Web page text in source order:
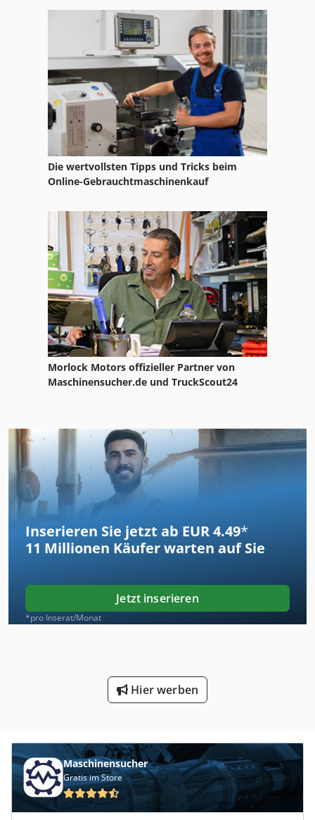
Die wertvollsten Tipps und Tricks beim
Online-Gebrauchtmaschinenkauf
Morlock Motors offizieller Partner von
Maschinensucher.de und TruckScout24
Inserieren Sie jetzt ab EUR 4.49*
11 Millionen Käufer warten auf Sie
Jetzt inserieren
*pro Inserat/Monat
Hier werben
Maschinensucher
Gratis im Store